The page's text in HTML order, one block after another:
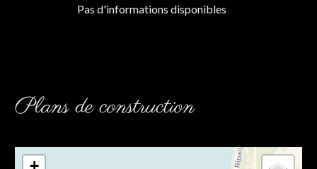
Pas d'informations disponibles
Plans de construction